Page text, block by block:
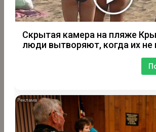
Скрытая камера на пляже
люди вытворяют, когда их не